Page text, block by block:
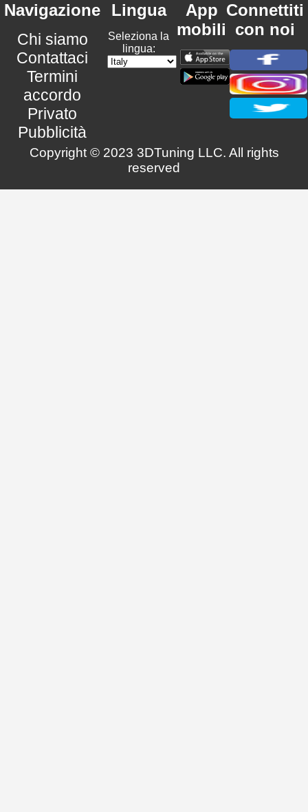
Navigazione
Chi siamo
Contattaci
Termini
accordo
Privato
Pubblicità
Lingua
Seleziona la
lingua:
App
mobili
Connettiti
con noi
Copyright © 2023 3DTuning LLC. All rights
reserved